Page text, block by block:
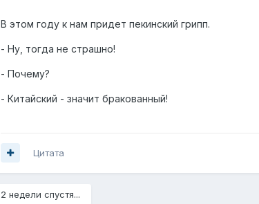
В этом году к нам придет пекинский грипп.
- Ну, тогда не страшно!
- Почему?
- Китайский - значит бракованный!
Цитата
2 недели спустя...